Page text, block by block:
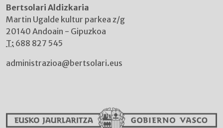
Bertsolari Aldizkaria
Martin Ugalde kultur parkea z/g
20140 Andoain - Gipuzkoa
T: 688 827 545
administrazioa@bertsolari.eus